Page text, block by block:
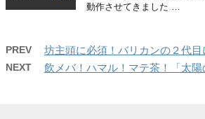
動作させてきました …
PREV 坊主頭に必須！バリカンの２代
NEXT 飲メバ！ハマル！マテ茶！「太